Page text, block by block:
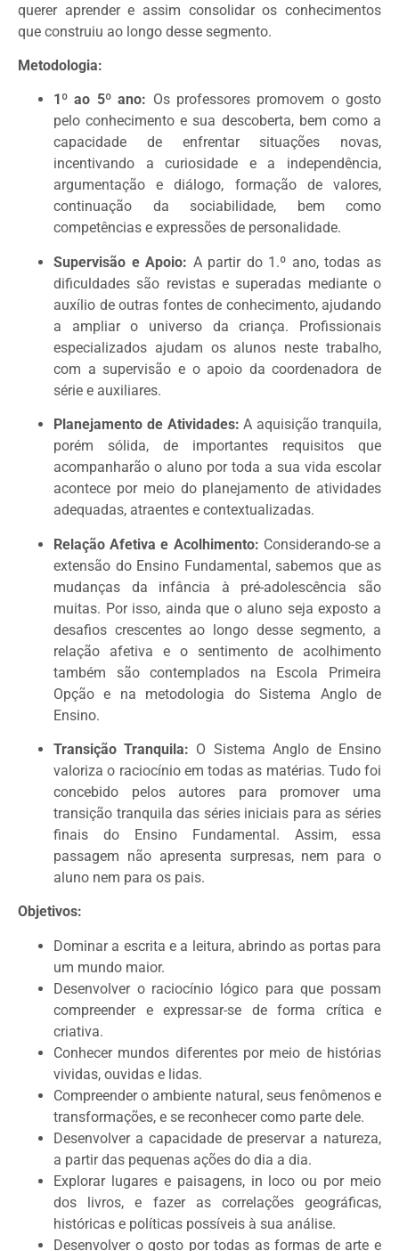
querer aprender e assim consolidar os conhecimentos
que construiu ao longo desse segmento.
Metodologia:
1º ao 5º ano: Os professores promovem o gosto
pelo conhecimento e sua descoberta, bem como a
capacidade de enfrentar situações novas,
incentivando a curiosidade e a independência,
argumentação e diálogo, formação de valores,
continuação da sociabilidade, bem como
competências e expressões de personalidade.
Supervisão e Apoio: A partir do 1.º ano, todas as
dificuldades são revistas e superadas mediante o
auxílio de outras fontes de conhecimento, ajudando
a ampliar o universo da criança. Profissionais
especializados ajudam os alunos neste trabalho,
com a supervisão e o apoio da coordenadora de
série e auxiliares.
Planejamento de Atividades: A aquisição tranquila,
porém sólida, de importantes requisitos que
acompanharão o aluno por toda a sua vida escolar
acontece por meio do planejamento de atividades
adequadas, atraentes e contextualizadas.
Relação Afetiva e Acolhimento: Considerando-se a
extensão do Ensino Fundamental, sabemos que as
mudanças da infância à pré-adolescência são
muitas. Por isso, ainda que o aluno seja exposto a
desafios crescentes ao longo desse segmento, a
relação afetiva e o sentimento de acolhimento
também são contemplados na Escola Primeira
Opção e na metodologia do Sistema Anglo de
Ensino.
Transição Tranquila: O Sistema Anglo de Ensino
valoriza o raciocínio em todas as matérias. Tudo foi
concebido pelos autores para promover uma
transição tranquila das séries iniciais para as séries
finais do Ensino Fundamental. Assim, essa
passagem não apresenta surpresas, nem para o
aluno nem para os pais.
Objetivos:
Dominar a escrita e a leitura, abrindo as portas para
um mundo maior.
Desenvolver o raciocínio lógico para que possam
compreender e expressar-se de forma crítica e
criativa.
Conhecer mundos diferentes por meio de histórias
vividas, ouvidas e lidas.
Compreender o ambiente natural, seus fenômenos e
transformações, e se reconhecer como parte dele.
Desenvolver a capacidade de preservar a natureza,
a partir das pequenas ações do dia a dia.
Explorar lugares e paisagens, in loco ou por meio
dos livros, e fazer as correlações geográficas,
históricas e políticas possíveis à sua análise.
Desenvolver o gosto por todas as formas de arte e